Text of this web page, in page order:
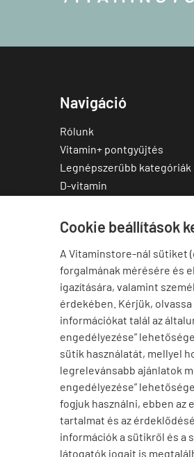
Cookie beállítások
A Vitaminstore-nál sütiket
forgalmának mérésére és
igazítására, valamint
érdekében. Kérjük,
információkat talál az
engedélyezése”
sütik használatát, mellyel
legrelevánsabb ajánlatok
engedélyezése”
fogjuk használni, ebben az
tartalmat és az
információk a sütikről és a
látogatók jogait is
Navigáció
Rólunk
Vitamin+ pontgyűjtés
Legnépszerűbb kategóriák
D-vitamin
Multivitamin
Cink
Omega-3
Ashwagandha
Elállás a szerződéstől
Anita Budapest, XV.
Vásárolt a webáruházban